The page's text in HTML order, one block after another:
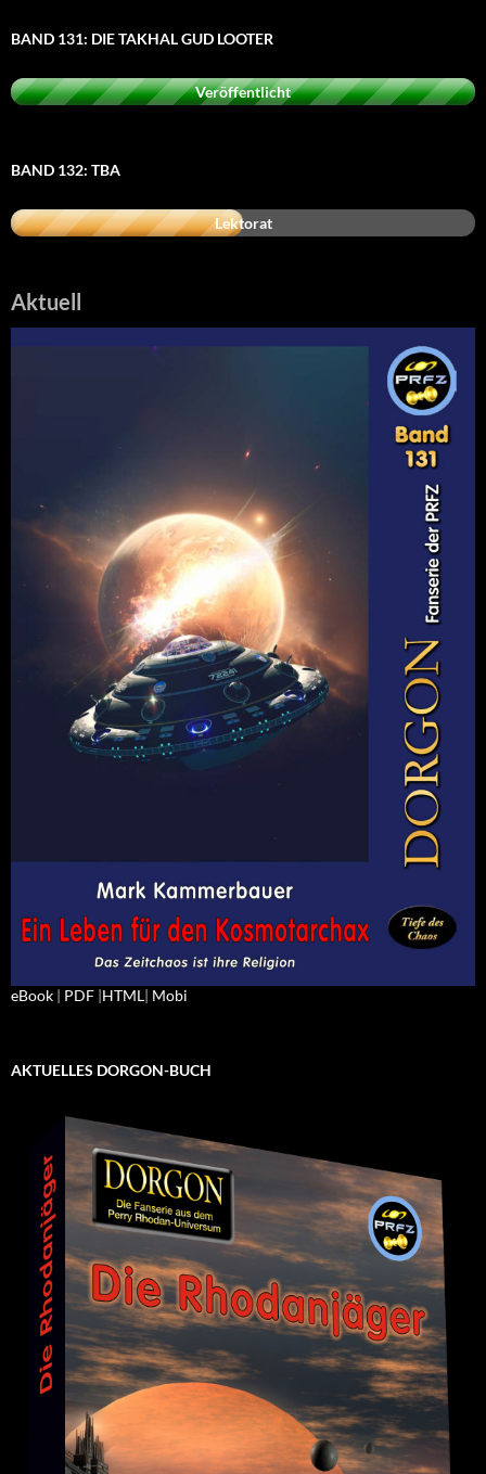
BAND 131: DIE TAKHAL GUD LOOTER
Veröffentlicht
BAND 132: TBA
Lektorat
Aktuell
eBook | PDF |HTML| Mobi
AKTUELLES DORGON-BUCH